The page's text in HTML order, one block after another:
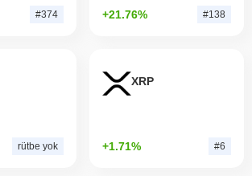
#374 +21.76% #138
rütbe yok
XRP
+1.71% #6